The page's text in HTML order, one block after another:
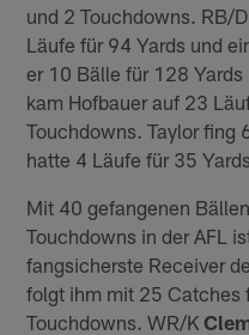
und 2 Touchdowns. RB/
Läufe für 94 Yards und
er 10 Bälle für 128 Yards
kam Hofbauer auf 23
Touchdowns. Taylor fing
hatte 4 Läufe für 35
Mit 40 gefangenen
Touchdowns in der AFL
fangsicherste Receiver
folgt ihm mit 25 Catches
Touchdowns. WR/K